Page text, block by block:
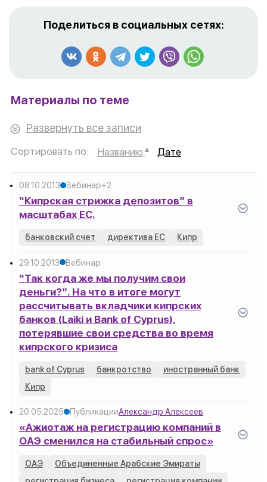
Поделиться в социальных сетях:
Материалы по теме
Развернуть все записи
Сортировать по: Названию Дате
08.10.2013 Вебинар+2
“Кипрская стрижка депозитов” в
масштабах ЕС.
банковский счет директива ЕС Кипр
29.10.2013 Вебинар
“Так когда же мы получим свои
деньги?”. На что в итоге могут
рассчитывать вкладчики кипрских
банков (Laiki и Bank of Cyprus),
потерявшие свои средства во время
кипрского кризиса
bank of Cyprus банкротство
иностранный банк
Кипр
20.05.2025 ПубликацииАлександр Алексеев
«Ажиотаж на регистрацию компаний в
ОАЭ сменился на стабильный спрос»
ОАЭ
Объединенные Арабские Эмираты